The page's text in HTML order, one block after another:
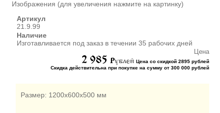
И ОФИСОВ (95)
СТОЛЫ ДЛЯ КАБИНЕТОВ И
ОФИСОВ (59)
КРОВАТИ ДЛЯ ДЕТСКОГО
САДА (65)
МАТРАСЫ ДЛЯ ДЕТСКИХ
КРОВАТЕЙ (6)
Изображения (для увеличения нажмите на картинку)
Артикул
21.9.99
Наличие
Изготавливается под заказ в течении 35 рабочих дней
Цена
2 985 Pублей Цена со скидкой 2895 рублей
Скидка действительна при покупке на сумму от 300 000 рублей
Размер: 1200х600х500 мм